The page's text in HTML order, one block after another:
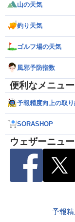
山の天気
釣り天気
ゴルフ場の天気
風邪予防指数
便利なメニュー
予報精度向上の取
SORASHOP
ウェザーニュ
予報